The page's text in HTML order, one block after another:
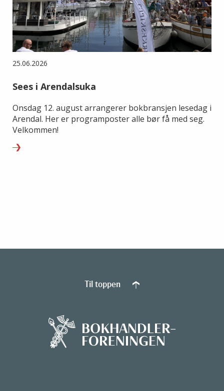
25.06.2026
Sees i Arendalsuka
Onsdag 12. august arrangerer bokbransjen lesedag i
Arendal. Her er programposter alle bør få med seg.
Velkommen!
Til toppen